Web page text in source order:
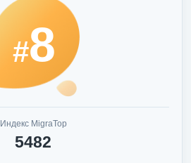
#8
Индекс MigraTop
5482